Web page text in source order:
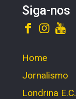
Siga-nos
Home
Jornalismo
Londrina E.C.